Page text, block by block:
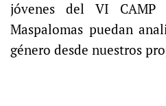
jóvenes del VI CAMP
Maspalomas puedan
género desde nuestros